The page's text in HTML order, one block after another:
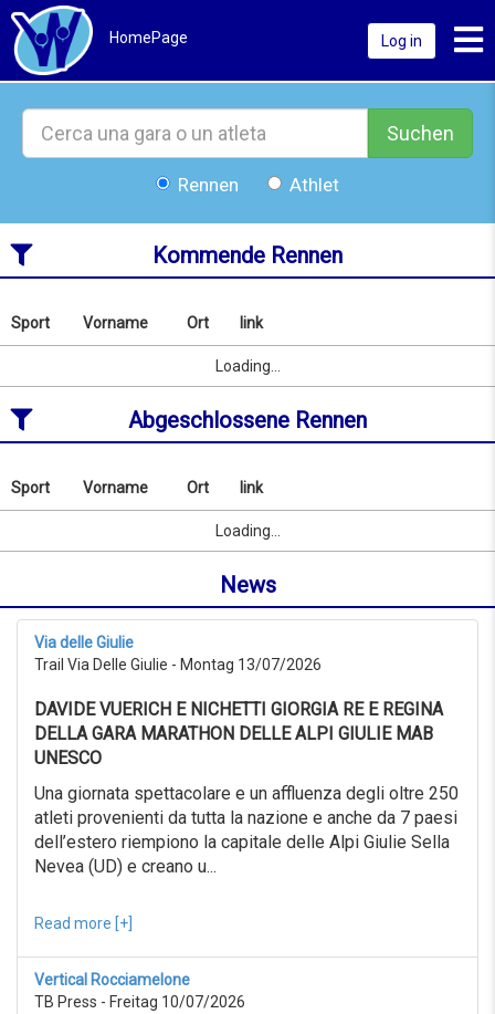
HomePage Log in
Suchen
Rennen Athlet
Kommende Rennen
Nach
Name
suchen
ab
to
08/09/2026
0KM
Suche
Sport
Reset
Sport Vorname Ort
link
link
Loading...
Abgeschlossene Rennen
Nach
Name
ab
08/07/2026
08/08/2026
Erweiterte
Suche
Sport
Reset
Sport Vorname Ort
link
link
Loading...
News
Via delle Giulie
Trail Via Delle Giulie - Montag 13/07/2026
DAVIDE VUERICH E NICHETTI GIORGIA RE E REGINA
DELLA GARA MARATHON DELLE ALPI GIULIE MAB
UNESCO
Una giornata spettacolare e un affluenza degli oltre 250
atleti provenienti da tutta la nazione e anche da 7 paesi
dell’estero riempiono la capitale delle Alpi Giulie Sella
Nevea (UD) e creano u...
Read more [+]
Vertical Rocciamelone
TB Press - Freitag 10/07/2026